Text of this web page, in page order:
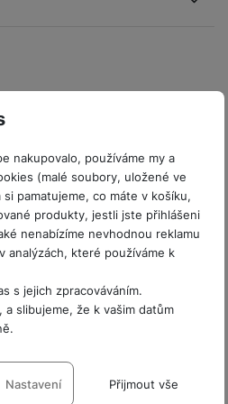
nakupovalo, používáme my a
(malé soubory, uložené ve
pamatujeme, co máte v košíku,
produkty, jestli jste přihlášeni
nenabízíme nevhodnou reklamu
analýzách, které používáme k
s jejich zpracováváním.
a slibujeme, že k vašim datům
s kategoriemi
Nastavení Přijmout vše
se přihlásit.
Samsung
kamenných
telefonů a